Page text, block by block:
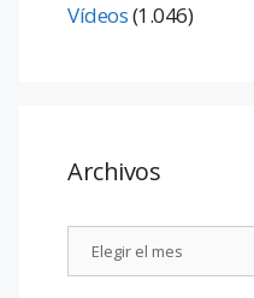
Vídeos(1.046)
Archivos